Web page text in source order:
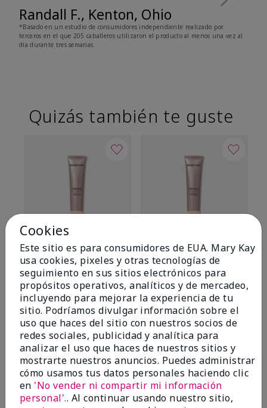
Randall F., Kenton, Ohio
*Basado en un estudio de consumidores independiente realizado por
terceros en el que 205 caballeros utilizaron el producto al menos una vez al
día durante tres semanas.
Quizás también te guste
TimeWise® Matte 3D
Foundation
Light 1​ (subtonos rosados
fríos)
$28.00
TimeWise® Luminous 3D
Foundation
Light 1​ (subtonos rosados
fríos)
$28.00
Cookies
Este sitio es para consumidores de EUA. Mary Kay
usa cookies, pixeles y otras tecnologías de
seguimiento en sus sitios electrónicos para
propósitos operativos, analíticos y de mercadeo,
incluyendo para mejorar la experiencia de tu
sitio. Podríamos divulgar información sobre el
uso que haces del sitio con nuestros socios de
redes sociales, publicidad y analítica para
analizar el uso que haces de nuestros sitios y
mostrarte nuestros anuncios. Puedes administrar
cómo usamos tus datos personales haciendo clic
en 'No vender ni compartir mi información
personal'.. Al continuar usando nuestro sitio,